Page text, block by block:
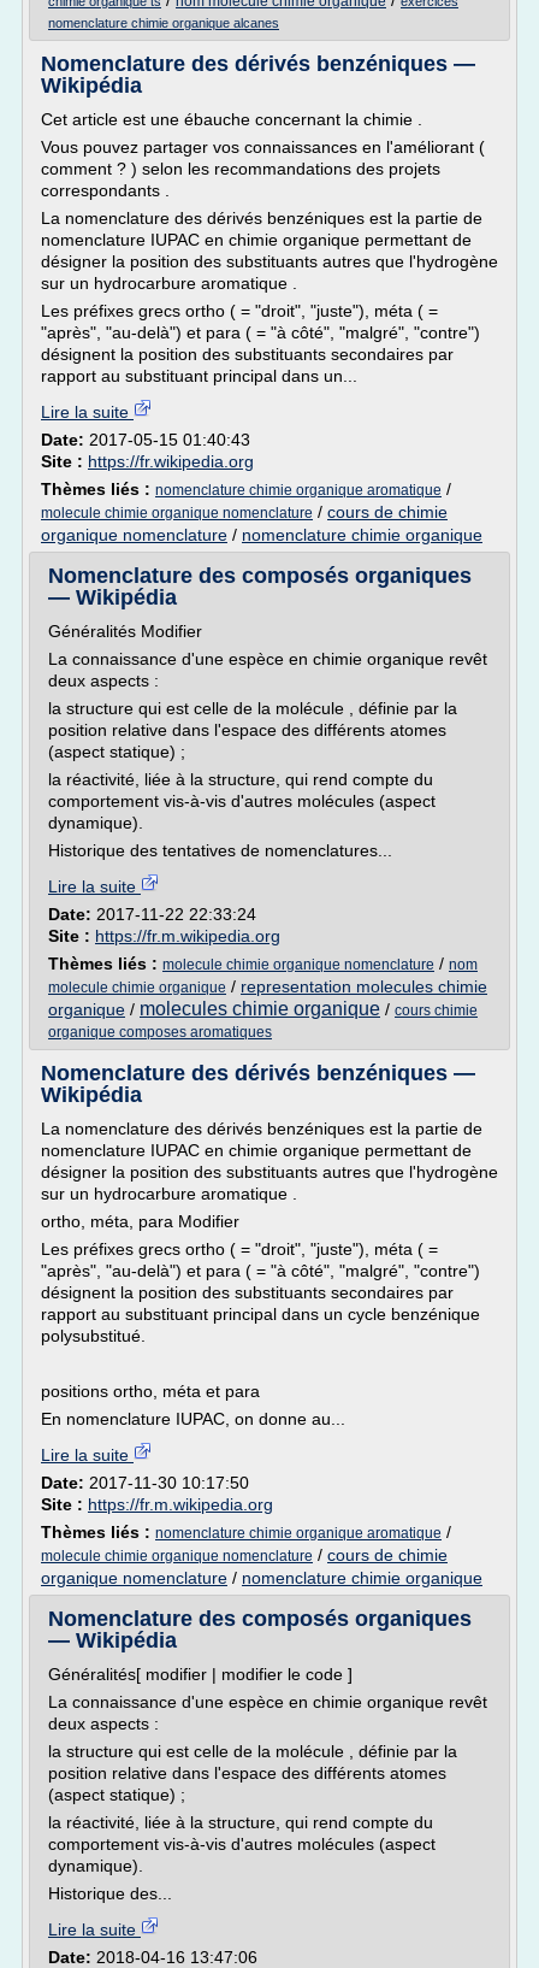
nomenclature chimie organique alcanes
Nomenclature des dérivés benzéniques —
Wikipédia
Cet article est une ébauche concernant la chimie .
Vous pouvez partager vos connaissances en l'améliorant (
comment ? ) selon les recommandations des projets
correspondants .
La nomenclature des dérivés benzéniques est la partie de
nomenclature IUPAC en chimie organique permettant de
désigner la position des substituants autres que l'hydrogène
sur un hydrocarbure aromatique .
Les préfixes grecs ortho ( = "droit", "juste"), méta ( =
"après", "au-delà") et para ( = "à côté", "malgré", "contre")
désignent la position des substituants secondaires par
rapport au substituant principal dans un...
Lire la suite
Date: 2017-05-15 01:40:43
Site : https://fr.wikipedia.org
Thèmes liés : nomenclature chimie organique aromatique /
molecule chimie organique nomenclature / cours de chimie
organique nomenclature / nomenclature chimie organique
Nomenclature des composés organiques
— Wikipédia
Généralités Modifier
La connaissance d'une espèce en chimie organique revêt
deux aspects :
la structure qui est celle de la molécule , définie par la
position relative dans l'espace des différents atomes
(aspect statique) ;
la réactivité, liée à la structure, qui rend compte du
comportement vis-à-vis d'autres molécules (aspect
dynamique).
Historique des tentatives de nomenclatures...
Lire la suite
Date: 2017-11-22 22:33:24
Site : https://fr.m.wikipedia.org
Thèmes liés : molecule chimie organique nomenclature / nom
molecule chimie organique / representation molecules chimie
organique / molecules chimie organique / cours chimie
organique composes aromatiques
Nomenclature des dérivés benzéniques —
Wikipédia
La nomenclature des dérivés benzéniques est la partie de
nomenclature IUPAC en chimie organique permettant de
désigner la position des substituants autres que l'hydrogène
sur un hydrocarbure aromatique .
ortho, méta, para Modifier
Les préfixes grecs ortho ( = "droit", "juste"), méta ( =
"après", "au-delà") et para ( = "à côté", "malgré", "contre")
désignent la position des substituants secondaires par
rapport au substituant principal dans un cycle benzénique
polysubstitué.
positions ortho, méta et para
En nomenclature IUPAC, on donne au...
Lire la suite
Date: 2017-11-30 10:17:50
Site : https://fr.m.wikipedia.org
Thèmes liés : nomenclature chimie organique aromatique /
molecule chimie organique nomenclature / cours de chimie
organique nomenclature / nomenclature chimie organique
Nomenclature des composés organiques
— Wikipédia
Généralités[ modifier | modifier le code ]
La connaissance d'une espèce en chimie organique revêt
deux aspects :
la structure qui est celle de la molécule , définie par la
position relative dans l'espace des différents atomes
(aspect statique) ;
la réactivité, liée à la structure, qui rend compte du
comportement vis-à-vis d'autres molécules (aspect
dynamique).
Historique des...
Lire la suite
Date: 2018-04-16 13:47:06